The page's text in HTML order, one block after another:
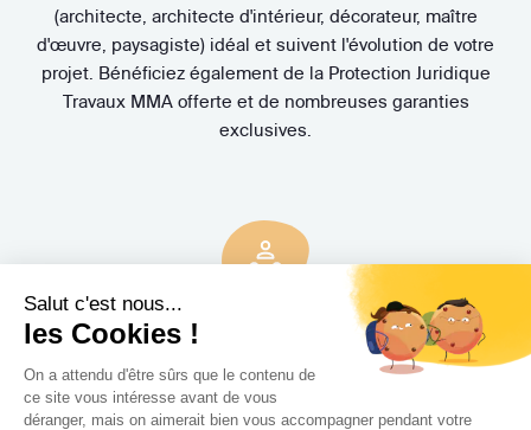
Salut c'est nous...
les Cookies !
On a attendu d'être sûrs que le contenu de
ce site vous intéresse avant de vous
déranger, mais on aimerait bien vous accompagner pendant votre
(architecte, architecte d'intérieur, décorateur, maître
d'œuvre, paysagiste) idéal et suivent l'évolution de votre
projet. Bénéficiez également de la Protection Juridique
Travaux MMA offerte et de nombreuses garanties
exclusives.
3 rendez-vous gratuits
Pas de mauvaise surprise. Rencontrez gratuitement et sans
engagement trois Concepteurs et recevez en quelques